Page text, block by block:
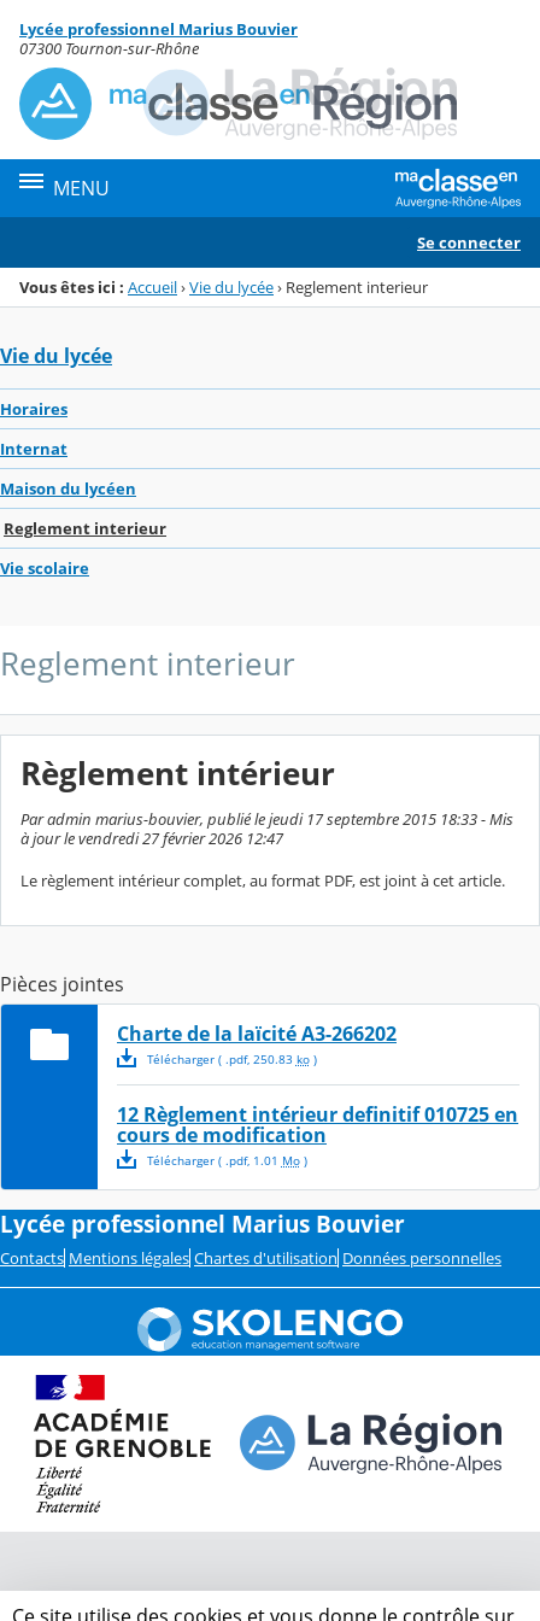
Menu de la rubrique
Contenu
Lycée professionnel Marius Bouvier
07300 Tournon-sur-Rhône
MENU
Se connecter
Vous êtes ici : Accueil›Vie du lycée› Reglement interieur
Vie du lycée
Horaires
Internat
Maison du lycéen
Reglement interieur
Vie scolaire
Reglement interieur
Règlement intérieur
Par admin marius-bouvier, publié le jeudi 17 septembre 2015 18:33 - Mis
à jour le vendredi 27 février 2026 12:47
Le règlement intérieur complet, au format PDF, est joint à cet article.
Pièces jointes
Charte de la laïcité A3-266202
Télécharger( .pdf, 250.83 ko)
12 Règlement intérieur definitif 010725 en
cours de modification
Télécharger( .pdf, 1.01 Mo)
Lycée professionnel Marius Bouvier
Contacts Mentions légales Chartes d'utilisation Données personnelles